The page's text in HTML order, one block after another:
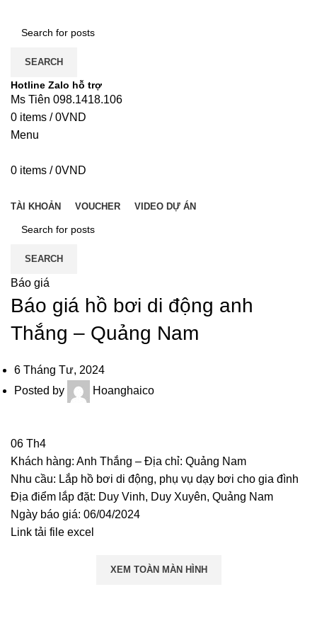
SEARCH
Hotline Zalo hỗ trợ
Ms Tiên 098.1418.106
0 items / 0VND
Menu
0 items / 0VND
TÀI KHOẢN VOUCHER VIDEO DỰ ÁN
SEARCH
Báo giá
Báo giá hồ bơi di động anh
Thắng – Quảng Nam
6 Tháng Tư, 2024
Posted by
Hoanghaico
06 Th4
Khách hàng: Anh Thắng – Địa chỉ: Quảng Nam
Nhu cầu: Lắp hồ bơi di động, phụ vụ dạy bơi cho gia đình
Địa điểm lắp đặt: Duy Vinh, Duy Xuyên, Quảng Nam
Ngày báo giá: 06/04/2024
Link tải file excel
XEM TOÀN MÀN HÌNH